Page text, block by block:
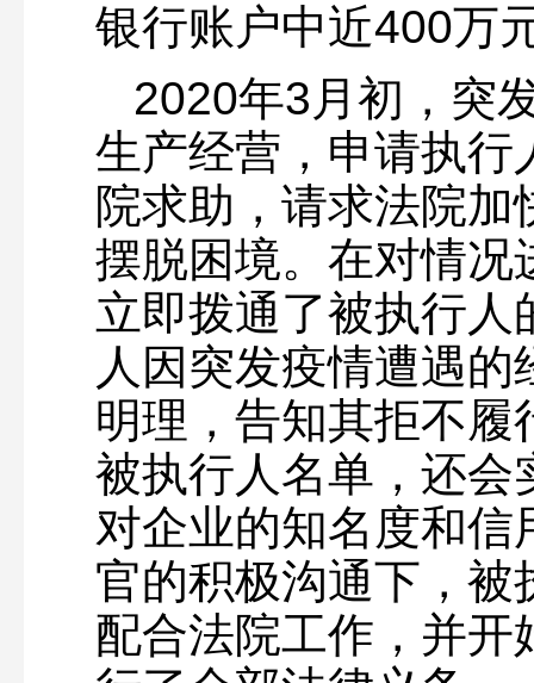
银行账户中近400万
2020年3月初，突
生产经营，申请执行
院求助，请求法院
摆脱困境。在对情况
立即拨通了被执行
人因突发疫情遭遇
明理，告知其拒不
被执行人名单，还会
对企业的知名度和
官的积极沟通下，被
配合法院工作，并开